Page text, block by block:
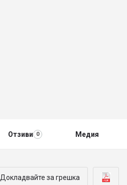
Отзиви 0 Медия
Докладвайте за грешка